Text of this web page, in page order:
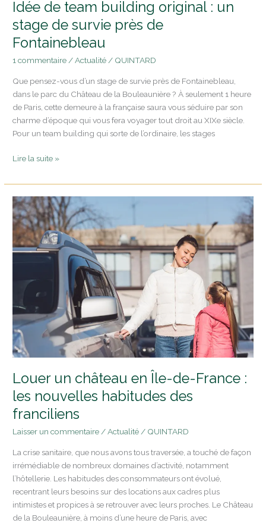
Idée de team building original : un
stage de survie près de
Fontainebleau
1 commentaire /Actualité / QUINTARD
Que pensez-vous d’un stage de survie près de Fontainebleau,
dans le parc du Château de la Bouleaunière ? À seulement 1 heure
de Paris, cette demeure à la française saura vous séduire par son
charme d’époque qui vous fera voyager tout droit au XIXe siècle.
Pour un team building qui sorte de l’ordinaire, les stages
Lire la suite »
Louer un château en Île-de-France :
les nouvelles habitudes des
franciliens
Laisser un commentaire /Actualité / QUINTARD
La crise sanitaire, que nous avons tous traversée, a touché de façon
irrémédiable de nombreux domaines d’activité, notamment
l’hôtellerie. Les habitudes des consommateurs ont évolué,
recentrant leurs besoins sur des locations aux cadres plus
intimistes et propices à se retrouver avec leurs proches. Le Château
de la Bouleaunière, à moins d’une heure de Paris, avec
Louer
un
château
en
Île-
France
les
nouvelles
habitudes
des
franciliens